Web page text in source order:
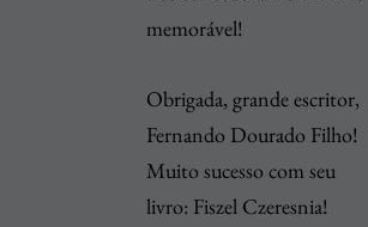
memorável!
Obrigada, grande escritor,
Fernando Dourado Filho!
Muito sucesso com seu
livro: Fiszel Czeresnia!